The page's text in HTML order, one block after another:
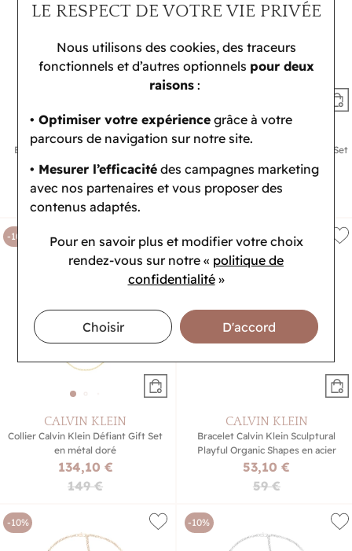
LE RESPECT DE VOTRE VIE PRIVÉE
Nous utilisons des cookies, des traceurs
fonctionnels et d’autres optionnels pour deux
raisons:
• Optimiser votre expérience grâce à votre
parcours de navigation sur notre site.
• Mesurer l’efficacité des campagnes marketing
avec nos partenaires et vous proposer des
contenus adaptés.
Pour en savoir plus et modifier votre choix
rendez-vous sur notre « politique de
confidentialité»
Choisir D'accord
CALVIN KLEIN
Bague Calvin Klein Sculptural en
acier
71,10 €
79 €
CALVIN KLEIN
Bracelet Calvin Klein Défiant Gift Set
en métal doré
107,10 €
-10%
CALVIN KLEIN
Collier Calvin Klein Défiant Gift Set
en métal doré
134,10 €
149 €
-10%
CALVIN KLEIN
Bracelet Calvin Klein Sculptural
Playful Organic Shapes en acier
53,10 €
59 €
-10% -10%